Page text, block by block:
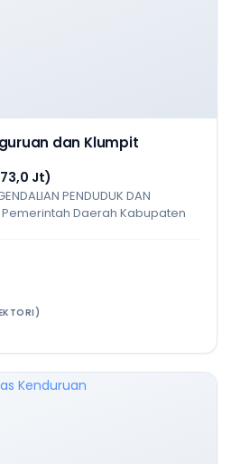
dan Klumpit
Jt)
PENDUDUK DAN
Pemerintah Daerah Kabupaten